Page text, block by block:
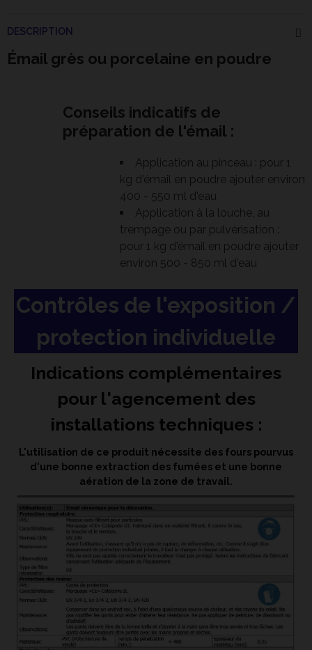
DESCRIPTION
Émail grès ou porcelaine en poudre
Conseils indicatifs de
préparation de l'émail :
Application au pinceau : pour 1
kg d'émail en poudre ajouter environ
400 - 550 ml d'eau
Application à la louche, au
trempage ou par pulvérisation :
pour 1 kg d'émail en poudre ajouter
environ 500 - 850 ml d'eau
Contrôles de l'exposition /
protection individuelle
Indications complémentaires
pour l'agencement des
installations techniques :
L'utilisation de ce produit nécessite des fours pourvus
d'une bonne extraction des fumées et une bonne
aération de la zone de travail.